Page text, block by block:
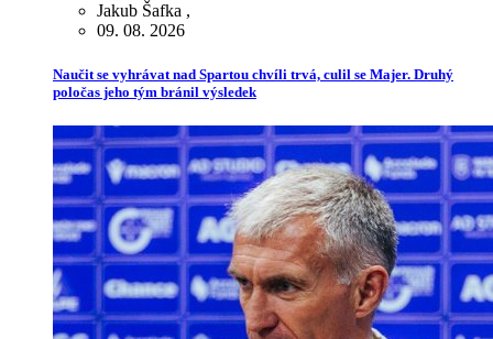
Jakub Šafka ,
09. 08. 2026
Naučit se vyhrávat nad Spartou chvíli trvá, culil se Majer. Druhý
poločas jeho tým bránil výsledek